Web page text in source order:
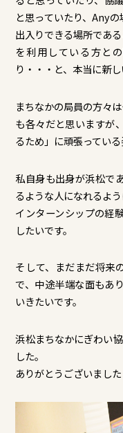
と思っていたり、Any
出入りできる場所であ
を利用している方と
り・・・と、本当に新
まちなかの局員の方々
も各々だと思いますが
るため」に頑張ってい
私自身も出身が浜松で
るような人になれるよ
インターンシップの経
したいです。
そして、まだまだ将来
で、中途半端な面もあ
いきたいです。
浜松まちなかにぎわい
した。
ありがとうございました